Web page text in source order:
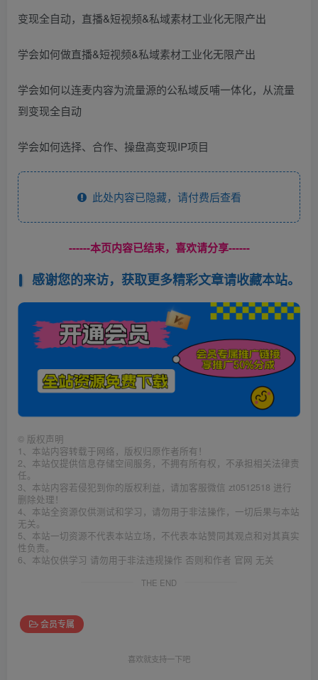
变现全自动，直播&短视频&私域素材工业化无限产出
学会如何做直播&短视频&私域素材工业化无限产出
学会如何以连麦内容为流量源的公私域反哺一体化，从流量
到变现全自动
学会如何选择、合作、操盘高变现IP项目
此处内容已隐藏，请付费后查看
------本页内容已结束，喜欢请分享------
感谢您的来访，获取更多精彩文章请收藏本站。
© 版权声明
1、本站内容转载于网络，版权归原作者所有！
2、本站仅提供信息存储空间服务，不拥有所有权，不承担相关法律责
任。
3、本站内容若侵犯到你的版权利益，请加客服微信 zt0512518 进行
删除处理！
4、本站全资源仅供测试和学习，请勿用于非法操作，一切后果与本站
无关。
5、本站一切资源不代表本站立场，不代表本站赞同其观点和对其真实
性负责。
6、本站仅供学习 请勿用于非法违规操作 否则和作者 官网 无关
THE END
会员专属
喜欢就支持一下吧